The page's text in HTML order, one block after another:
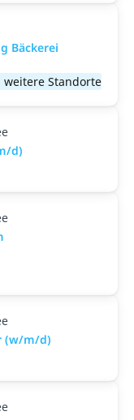
Bäckerei
weitere Standorte
d)
(w/m/d)